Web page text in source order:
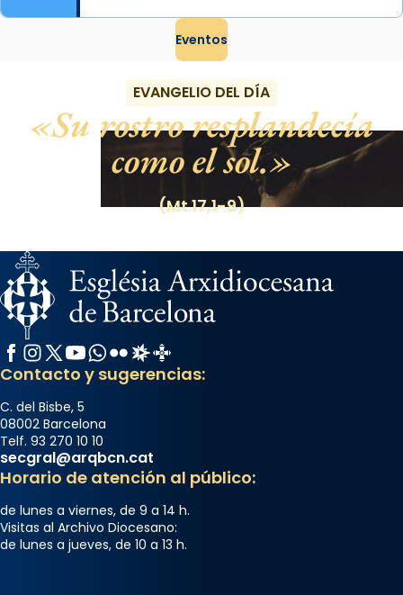
Eventos
EVANGELIO DEL DÍA
Su rostro resplandecía
como el sol.
(Mt 17,1-9)
Facebook
Instagram
X / Twitter
YouTube
WhatsApp
FlickrRadio Estel
Catalunya Cristiana
Contacto y sugerencias:
C. del Bisbe, 5
08002 Barcelona
Telf. 93 270 10 10
secgral@arqbcn.cat
Horario de atención al público:
de lunes a viernes, de 9 a 14 h.
Visitas al Archivo Diocesano:
de lunes a jueves, de 10 a 13 h.